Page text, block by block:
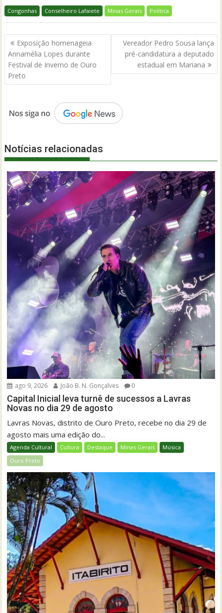
Congonhas Conselheiro Lafaiete Minas Gerais Política
Navegação
de
Post
Exposição homenageia
Annamélia Lopes durante
Festival de Inverno de Ouro
Preto
Vereador Pedro Sousa lança
pré-candidatura a deputado
estadual em Mariana
Notícias relacionadas
ago 9, 2026 João B. N. Gonçalves 0
Capital Inicial leva turnê de sucessos a Lavras
Novas no dia 29 de agosto
Lavras Novas, distrito de Ouro Preto, recebe no dia 29 de
agosto mais uma edição do...
Agenda Cultural Cultura Destaque Minas Gerais
Música
Ouro Preto